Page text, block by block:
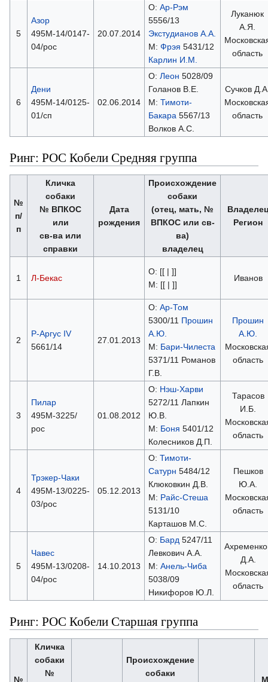
5
Азор
495М-14/0147-
04/рос
20.07.2014
О: Ар-Рэм
5556/13
Экстудианов А.А.
М: Фрэя 5431/12
Карлин И.М.
Луканюк
А.Я.
область
6
Дени
495М-14/0125-
01/сп
02.06.2014
О: Леон 5028/09
Голанов В.Е.
М: Тимоти-
Бакара 5567/13
Волков А.С.
Сучков
область
Ринг: РОС Кобели Средняя группа
№
п/
п
Кличка
собаки
№ ВПКОС
или
св-ва или
справки
Дата
рождения
Происхождение
собаки
(отец, мать, №
ВПКОС или св-
ва)
владелец
Регион
1 Л-Бекас
О: [[ | ]]
М: [[ | ]]
Иванов
2
Р-Аргус IV
5661/14
27.01.2013
О: Ар-Том
5300/11 Прошин
А.Ю.
М: Бари-Чилеста
5371/11 Романов
Г.В.
Прошин
А.Ю.
область
3
Пилар
495М-3225/
рос
01.08.2012
О: Нэш-Харви
5272/11 Лапкин
Ю.В.
М: Боня 5401/12
Колесников Д.П.
Тарасов
И.Б.
область
4
Трэкер-Чаки
495М-13/0225-
03/рос
05.12.2013
О: Тимоти-
Сатурн 5484/12
Клюковкин Д.В.
М: Райс-Стеша
5131/10
Карташов М.С.
Пешков
Ю.А.
область
5
Чавес
495М-13/0208-
04/рос
14.10.2013
О: Бард 5247/11
Левкович А.А.
М: Анель-Чиба
5038/09
Никифоров Ю.Л.
Д.А.
область
Ринг: РОС Кобели Старшая группа
№
Кличка
собаки
№
Происхождение
собаки